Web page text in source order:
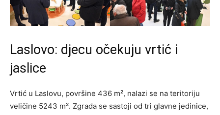
Laslovo: djecu očekuju vrtić i
jaslice
Vrtić u Laslovu, površine 436 m², nalazi se na teritoriju
veličine 5243 m². Zgrada se sastoji od tri glavne jedinice,